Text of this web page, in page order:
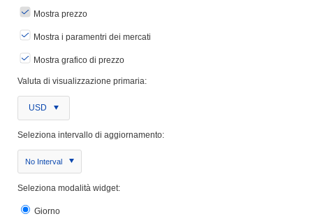
Mostra prezzo
Mostra i paramentri dei mercati
Mostra grafico di prezzo
Valuta di visualizzazione primaria:
USD
Seleziona intervallo di aggiornamento:
No Interval
Seleziona modalità widget:
Giorno